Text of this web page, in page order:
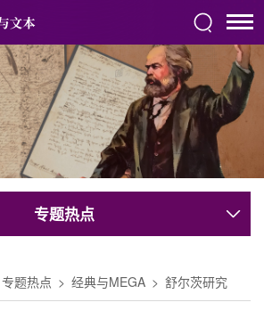
专题热点
专题热点 > 经典与MEGA > 舒尔茨研究